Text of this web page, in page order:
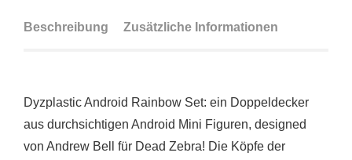
Beschreibung Zusätzliche Informationen
Dyzplastic Android Rainbow Set: ein Doppeldecker
aus durchsichtigen Android Mini Figuren, designed
von Andrew Bell für Dead Zebra! Die Köpfe der